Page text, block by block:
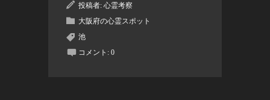
投稿者: 心霊考察
大阪府の心霊スポット
池
コメント: 0